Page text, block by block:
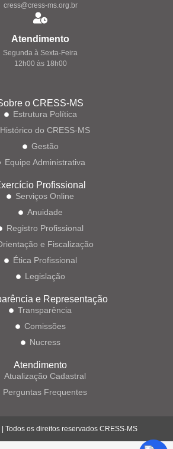
cress@cress-ms.org.br
Atendimento
Segunda à Sexta-Feira
12h00 às 18h00
o CRESS-MS
Estrutura Política
Histórico do CRESS-MS
Gestão
Equipe Administrativa
Profissional
Serviços Online
Anuidade
Registro Profissional
e Fiscalização
Ética Profissional
Legislação
e Representação
Transparência
Comissões
Nucress
Atendimento
Atualização Cadastral
Perguntas Frequentes
Todos os direitos reservados CRESS-MS